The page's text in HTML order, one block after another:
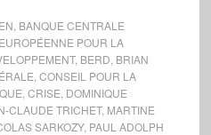
BANQUE CENTRALE
POUR LA
, BERD BRIAN
CONSEIL POUR LA
CRISE DOMINIQUE
CLAUDE TRICHET, MARTINE
SARKOZY, PAUL ADOLPH